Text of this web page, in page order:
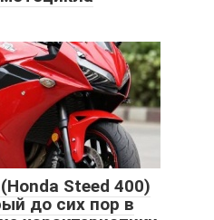
Steed 400)
до сих пор в